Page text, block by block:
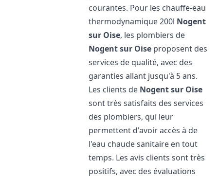
courantes. Pour les chauffe-eau
thermodynamique 200l Nogent
sur Oise, les plombiers de
Nogent sur Oise proposent des
services de qualité, avec des
garanties allant jusqu'à 5 ans.
Les clients de Nogent sur Oise
sont très satisfaits des services
des plombiers, qui leur
permettent d'avoir accès à de
l'eau chaude sanitaire en tout
temps. Les avis clients sont très
positifs, avec des évaluations